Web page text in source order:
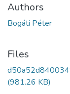
Authors
Bogáti Péter
Files
(981.26 KB)